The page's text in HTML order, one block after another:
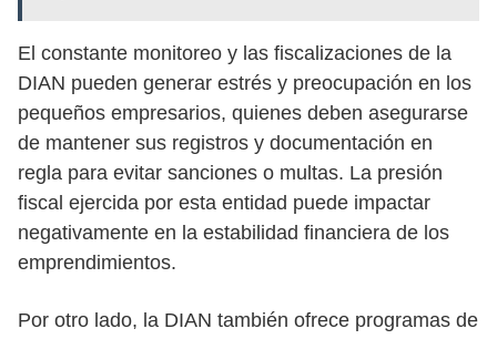
El constante monitoreo y las fiscalizaciones de la
DIAN pueden generar estrés y preocupación en los
pequeños empresarios, quienes deben asegurarse
de mantener sus registros y documentación en
regla para evitar sanciones o multas. La presión
fiscal ejercida por esta entidad puede impactar
negativamente en la estabilidad financiera de los
emprendimientos.
Por otro lado, la DIAN también ofrece programas de